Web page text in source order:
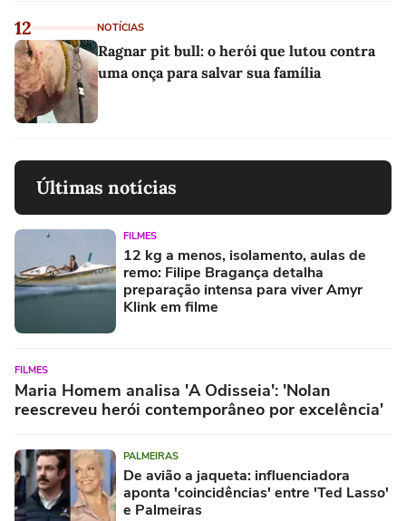
12 NOTÍCIAS
Ragnar pit bull: o herói que lutou contra
uma onça para salvar sua família
Últimas notícias
FILMES
12 kg a menos, isolamento, aulas de
remo: Filipe Bragança detalha
preparação intensa para viver Amyr
Klink em filme
FILMES
Maria Homem analisa 'A Odisseia': 'Nolan
reescreveu herói contemporâneo por excelência'
PALMEIRAS
De avião a jaqueta: influenciadora
aponta 'coincidências' entre 'Ted Lasso'
e Palmeiras